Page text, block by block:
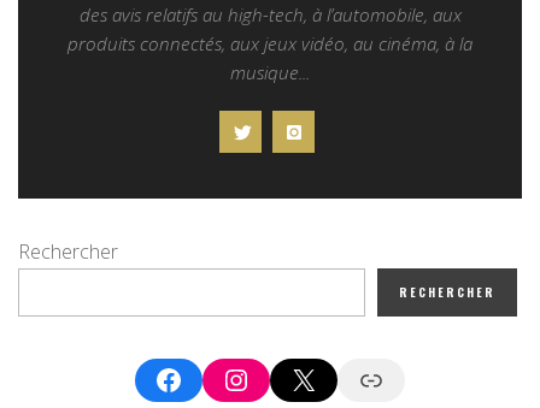
des avis relatifs au high-tech, à l’automobile, aux
produits connectés, aux jeux vidéo, au cinéma, à la
musique...
Rechercher
RECHERCHER
FacebookInstagram
X Google News